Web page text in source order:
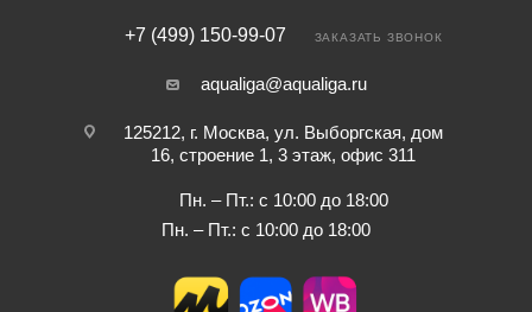
+7 (499) 150-99-07 ЗАКАЗАТЬ ЗВОНОК
aqualiga@aqualiga.ru
125212, г. Москва, ул. Выборгская, дом
16, строение 1, 3 этаж, офис 311
Пн. – Пт.: с 10:00 до 18:00
Пн. – Пт.: с 10:00 до 18:00